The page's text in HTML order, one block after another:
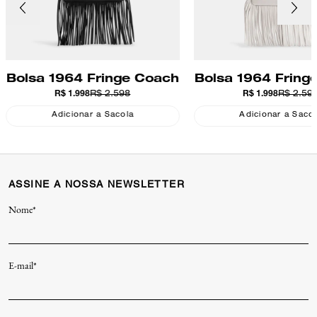
Bolsa 1964 Fringe Coach
R$ 2.598
R$ 1.998
Adicionar a Sacola
Bolsa 1964
R$
R$ 1.998
Adicionar a
ASSINE A NOSSA NEWSLETTER
Nome*
E-mail*